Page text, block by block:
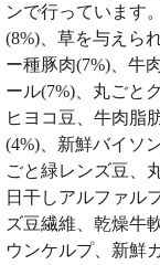
ンで行っています
(8%)、草を与えら
ー種豚肉(7%)、牛
ール(7%)、丸ごと
ヒヨコ豆、牛肉脂
(4%)、新鮮バイソ
ごと緑レンズ豆、
日干しアルファル
ズ豆繊維、乾燥牛
ウンケルプ、新鮮